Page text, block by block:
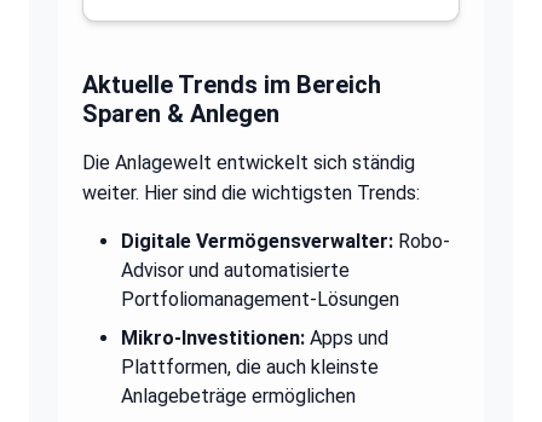
Aktuelle Trends im Bereich
Sparen & Anlegen
Die Anlagewelt entwickelt sich ständig
weiter. Hier sind die wichtigsten Trends:
Digitale Vermögensverwalter: Robo-
Advisor und automatisierte
Portfoliomanagement-Lösungen
Mikro-Investitionen: Apps und
Plattformen, die auch kleinste
Anlagebeträge ermöglichen